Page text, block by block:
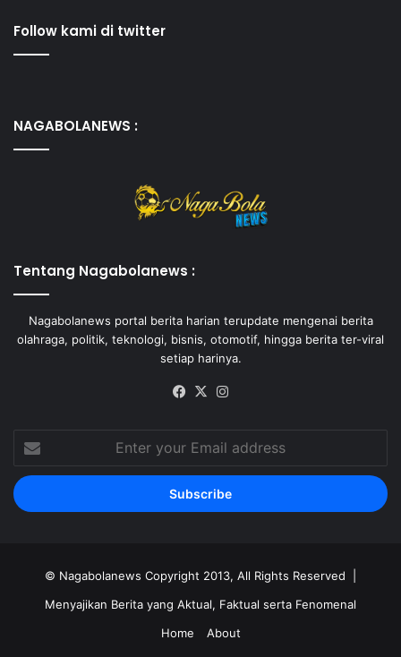
Follow kami di twitter
NAGABOLANEWS :
Tentang Nagabolanews :
Nagabolanews portal berita harian terupdate mengenai berita
olahraga, politik, teknologi, bisnis, otomotif, hingga berita ter-viral
setiap harinya.
Facebook
X
Enter
your
Email
address
© Nagabolanews Copyright 2013, All Rights Reserved |
Menyajikan Berita yang Aktual, Faktual serta Fenomenal
Home
About